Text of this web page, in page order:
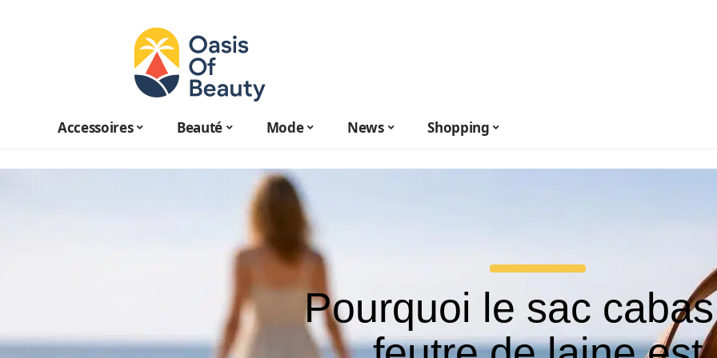
Accessoires Beauté Mode News Shopping
Pourquoi le sac